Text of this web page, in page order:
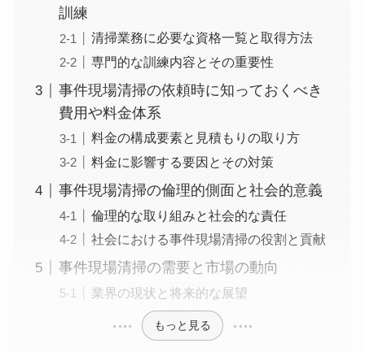
訓練
清掃業務に必要な資格一覧と取得方法
専門的な訓練内容とその重要性
事件現場清掃の依頼時に知っておくべき
費用や料金体系
料金の構成要素と見積もりの取り方
料金に影響する要因とその対策
事件現場清掃の倫理的側面と社会的意義
倫理的な取り組みと社会的な責任
社会における事件現場清掃の役割と貢献
事件現場清掃の需要と市場の動向
業界の現状と将来的な展望
もっと見る